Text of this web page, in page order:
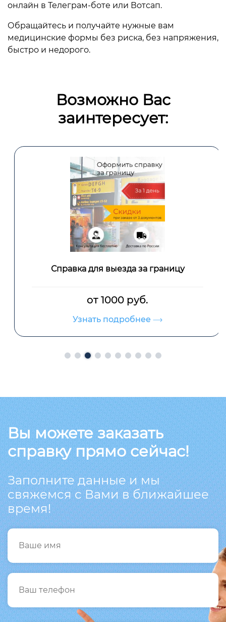
онлайн в Телеграм-боте или Вотсап.
Обращайтесь и получайте нужные вам
медицинские формы без риска, без напряжения,
быстро и недорого.
Возможно Вас
заинтересует:
Справка для выезда за границу
от 1000 руб.
Узнать подробнее
Вы можете заказать
справку прямо сейчас!
Заполните данные и мы
свяжемся с Вами в ближайшее
время!